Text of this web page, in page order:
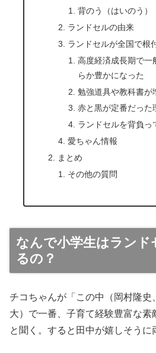
背のう（はいのう）
ランドセルの由来
ランドセルが全国で根
高度経済成長期で一
らか豊かになった
勉強道具や教科書が
赤と黒が定番だった
ランドセルを背負
愛ちゃん情報
まとめ
その他の質問
なんで小学生はランド
るの？
チコちゃんが「この中（岡村隆史
大）で一番、子育て経験豊富な素
と聞く。すると田中が嬉しそうに